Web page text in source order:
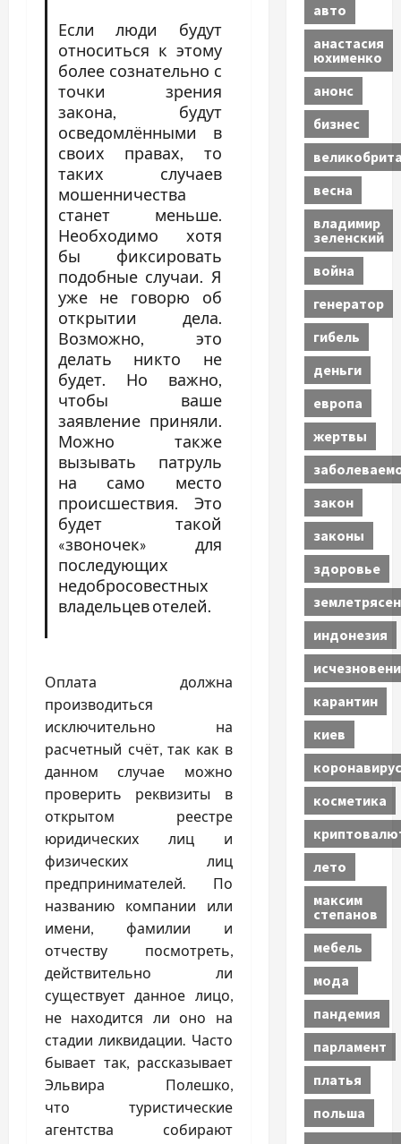
Если люди будут
относиться к этому
более сознательно с
точки зрения
закона, будут
осведомлёнными в
своих правах, то
таких случаев
мошенничества
станет меньше.
Необходимо хотя
бы фиксировать
подобные случаи. Я
уже не говорю об
открытии дела.
Возможно, это
делать никто не
будет. Но важно,
чтобы ваше
заявление приняли.
Можно также
вызывать патруль
на само место
происшествия. Это
будет такой
«звоночек» для
последующих
недобросовестных
владельцев отелей.
Оплата должна
производиться
исключительно на
расчетный счёт, так как в
данном случае можно
проверить реквизиты в
открытом реестре
юридических лиц и
физических лиц
предпринимателей. По
названию компании или
имени, фамилии и
отчеству посмотреть,
действительно ли
существует данное лицо,
не находится ли оно на
стадии ликвидации. Часто
бывает так, рассказывает
Эльвира Полешко,
что туристические
агентства собирают
авто
анастасия
юхименко
анонс
бизнес
весна
владимир
зеленский
война
генератор
гибель
деньги
европа
жертвы
закон
законы
здоровье
индонезия
карантин
киев
коронавирус
косметика
лето
максим
степанов
мебель
мода
пандемия
парламент
платья
польша